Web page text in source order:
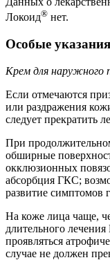
Локоид® нет.
Особые указания
Крем для наружного
Если отмечаются
или раздражения
следует прекратить
При
обширные
окклюзионных
абсорбция ГКС;
развитие симптомов
На коже лица чаще,
длительного
проявляться
случае не должен